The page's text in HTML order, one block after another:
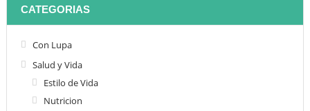
CATEGORIAS
Con Lupa
Salud y Vida
Estilo de Vida
Nutricion